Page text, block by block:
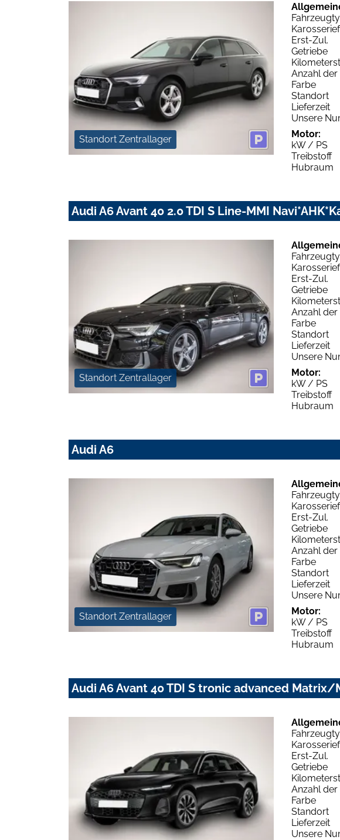
Standort Zentrallager
Erst-Zul.
Getriebe
Anzahl der
Farbe
Standort
Lieferzeit
Unsere
Motor:
kW / PS
Treibstoff
Hubraum
Audi A6 Avant 40 2.0 TDI S Line-MMI
Standort Zentrallager
Erst-Zul.
Getriebe
Anzahl der
Farbe
Standort
Lieferzeit
Unsere
Motor:
kW / PS
Treibstoff
Hubraum
Audi A6
Standort Zentrallager
Erst-Zul.
Getriebe
Anzahl der
Farbe
Standort
Lieferzeit
Unsere
Motor:
kW / PS
Treibstoff
Hubraum
Audi A6 Avant 40 TDI S tronic advanced Matrix/
Erst-Zul.
Getriebe
Anzahl der
Farbe
Standort
Lieferzeit
Unsere